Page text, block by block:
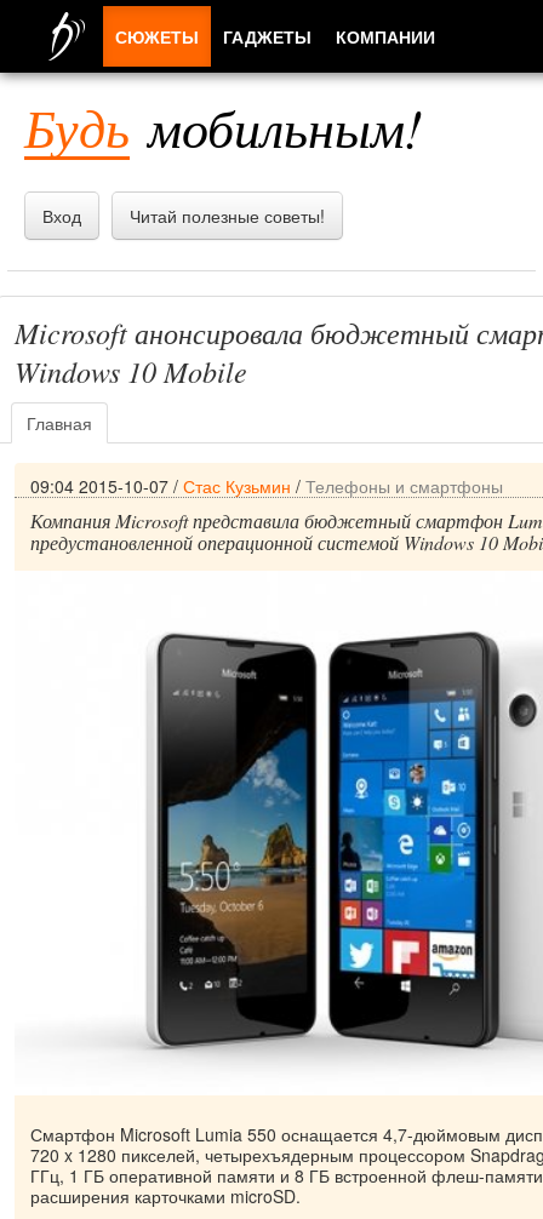
Будь мобильным!
Вход Читай полезные советы!
Microsoft анонсировала бюджетный
Windows 10 Mobile
Главная
09:04 2015-10-07 / Стас Кузьмин / Телефоны и смартфоны
Компания Microsoft представила бюджетный смартфон
предустановленной операционной системой Windows 10
Смартфон Microsoft Lumia 550 оснащается 4,7-дюймовым
720 x 1280 пикселей, четырехъядерным процессором
ГГц, 1 ГБ оперативной памяти и 8 ГБ встроенной флеш-
расширения карточками microSD.
СЮЖЕТЫ ГАДЖЕТЫ КОМПАНИИ
ПРИЛОЖЕНИЯ